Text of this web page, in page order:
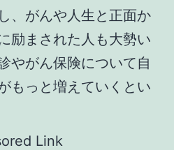
、がんや人生と正面か
励まされた人も大勢い
やがん保険について自
もっと増えていくとい
Link